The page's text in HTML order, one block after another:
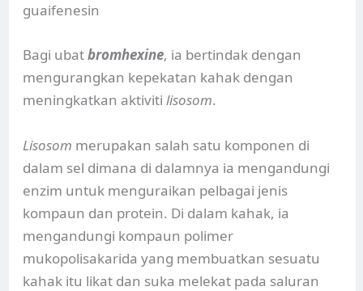
guaifenesin
Bagi ubatbromhexine, ia bertindak dengan
mengurangkan kepekatan kahak dengan
meningkatkan aktivitilisosom.
Lisosom merupakan salah satu komponen di
dalam sel dimana di dalamnya ia mengandungi
enzim untuk menguraikan pelbagai jenis
kompaun dan protein. Di dalam kahak, ia
mengandungi kompaun polimer
mukopolisakarida yang membuatkan sesuatu
kahak itu likat dan suka melekat pada saluran